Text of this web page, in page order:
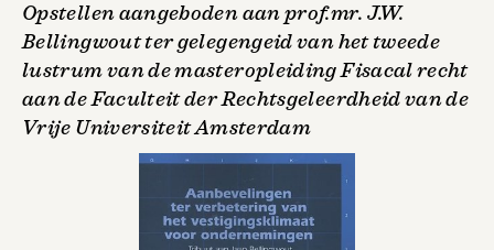
Opstellen aangeboden aan prof.mr. J.W.
Bellingwout ter gelegengeid van het tweede
lustrum van de masteropleiding Fisacal recht
aan de Faculteit der Rechtsgeleerdheid van de
Vrije Universiteit Amsterdam